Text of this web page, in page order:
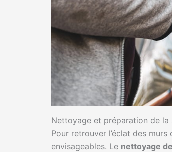
Nettoyage et préparation de la
Pour retrouver l’éclat des murs
envisageables. Le nettoyage